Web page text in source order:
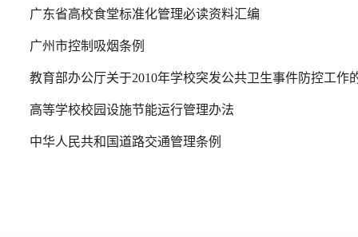
广东省高校食堂标准化管理必读资料汇编
广州市控制吸烟条例
教育部办公厅关于2010年学校突发公共卫生事件防控工作
高等学校校园设施节能运行管理办法
中华人民共和国道路交通管理条例